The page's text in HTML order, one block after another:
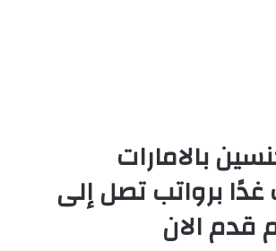
بالامارات
غدًا برواتب تصل إلى